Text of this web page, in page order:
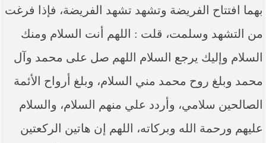
بهما افتتاح الفريضة وتشهد تشهد الفريضة، فإذا فرغت
من التشهد وسلمت، قلت : اللهم أنت السلام ومنك
السلام وإليك يرجع السلام اللهم صل على محمد وآل
محمد وبلغ روح محمد مني السلام، وبلغ أرواح الأئمة
الصالحين سلامي، وأردد علي منهم السلام، والسلام
عليهم ورحمة الله وبركاته، اللهم إن هاتين الركعتين